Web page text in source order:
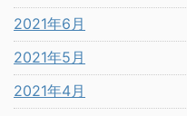
2021年6月
2021年5月
2021年4月